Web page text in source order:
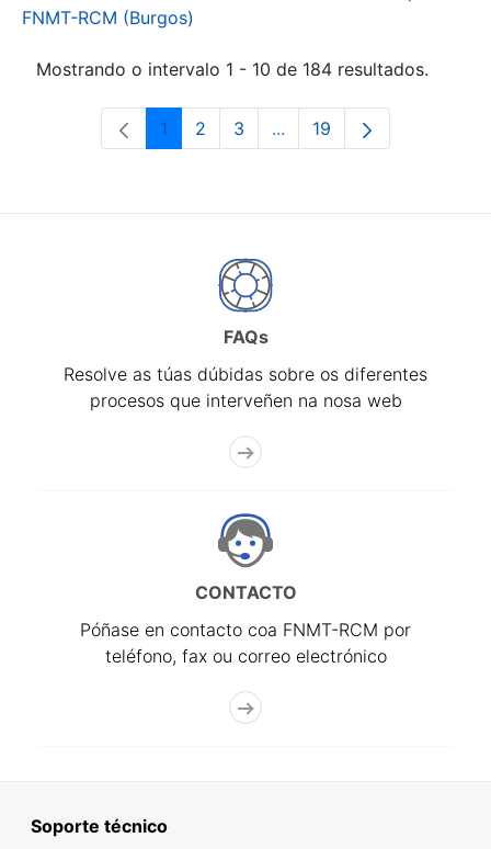
FNMT-RCM (Burgos)
Mostrando o intervalo 1 - 10 de 184 resultados.
Páxina
1 Páxina
2 Páxina
3 ...Páxinas intermedias Use
Páxina
19
FAQs
Resolve as túas dúbidas sobre os diferentes
procesos que interveñen na nosa web
CONTACTO
Póñase en contacto coa FNMT-RCM por
teléfono, fax ou correo electrónico
Soporte técnico